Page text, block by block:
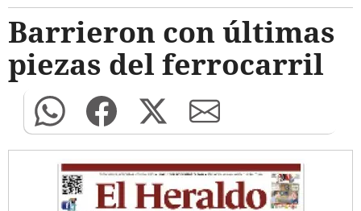
Barrieron con últimas
piezas del ferrocarril